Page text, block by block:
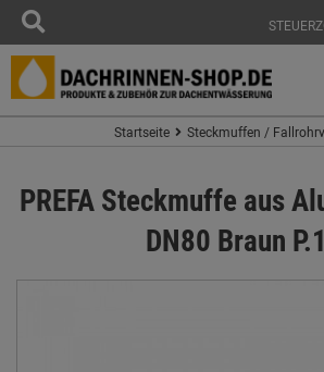
Startseite Steckmuffen /
PREFA Steckmuffe aus
DN80 Braun